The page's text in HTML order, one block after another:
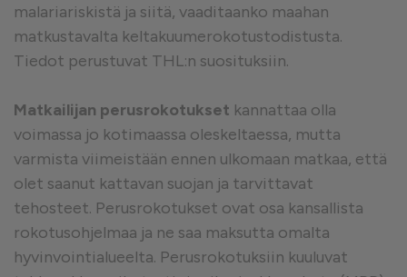
malariariskistä ja siitä, vaaditaanko maahan
matkustavalta keltakuumerokotustodistusta.
Tiedot perustuvat THL:n suosituksiin.
Matkailijan perusrokotukset kannattaa olla
voimassa jo kotimaassa oleskeltaessa, mutta
varmista viimeistään ennen ulkomaan matkaa, että
olet saanut kattavan suojan ja tarvittavat
tehosteet. Perusrokotukset ovat osa kansallista
rokotusohjelmaa ja ne saa maksutta omalta
hyvinvointialueelta. Perusrokotuksiin kuuluvat